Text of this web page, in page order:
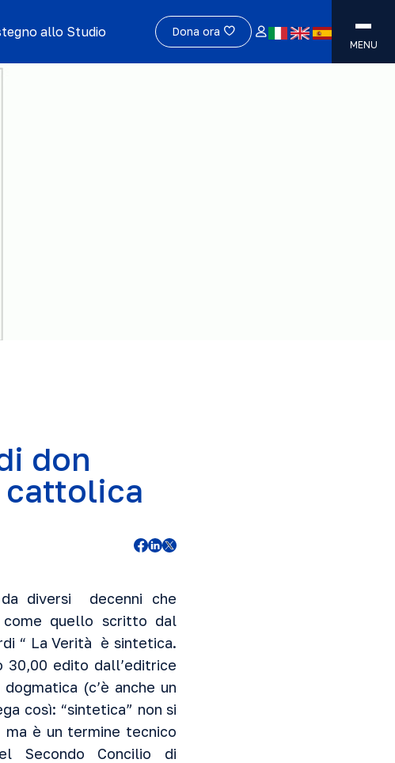
allo Studio Dona ora
MENU
don
cattolica
diversi decenni che
quello scritto dal
“ La Verità è sintetica.
edito dall’editrice
(c’è anche un
così: “sintetica” non si
ma è un termine tecnico
Secondo Concilio di